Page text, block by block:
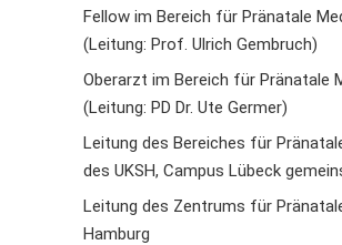
Fellow im Bereich für Pränatale
(Leitung: Prof. Ulrich Gembruch)
Oberarzt im Bereich für Pränatale
(Leitung: PD Dr. Ute Germer)
Leitung des Bereiches für
des UKSH, Campus Lübeck
Leitung des Zentrums für
Hamburg